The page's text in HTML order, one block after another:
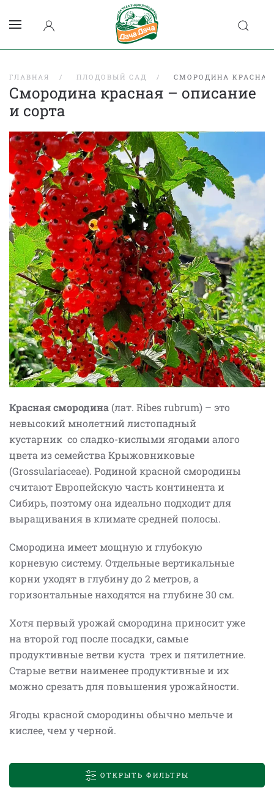
ГЛАВНАЯ ПЛОДОВЫЙ САД СМОРОДИНА КРАСНАЯ
Смородина красная – описание
и сорта
Красная смородина (лат. Ribes rubrum) – это
невысокий мнолетний листопадный
кустарник со сладко-кислыми ягодами алого
цвета из семейства Крыжовниковые
(Grossulariaceae). Родиной красной смородины
считают Европейскую часть континента и
Сибирь, поэтому она идеально подходит для
выращивания в климате средней полосы.
Смородина имеет мощную и глубокую
корневую систему. Отдельные вертикальные
корни уходят в глубину до 2 метров, а
горизонтальные находятся на глубине 30 см.
Хотя первый урожай смородина приносит уже
на второй год после посадки, самые
продуктивные ветви куста трех и пятилетние.
Старые ветви наименее продуктивные и их
можно срезать для повышения урожайности.
Ягоды красной смородины обычно мельче и
кислее, чем у черной.
ОТКРЫТЬ ФИЛЬТРЫ